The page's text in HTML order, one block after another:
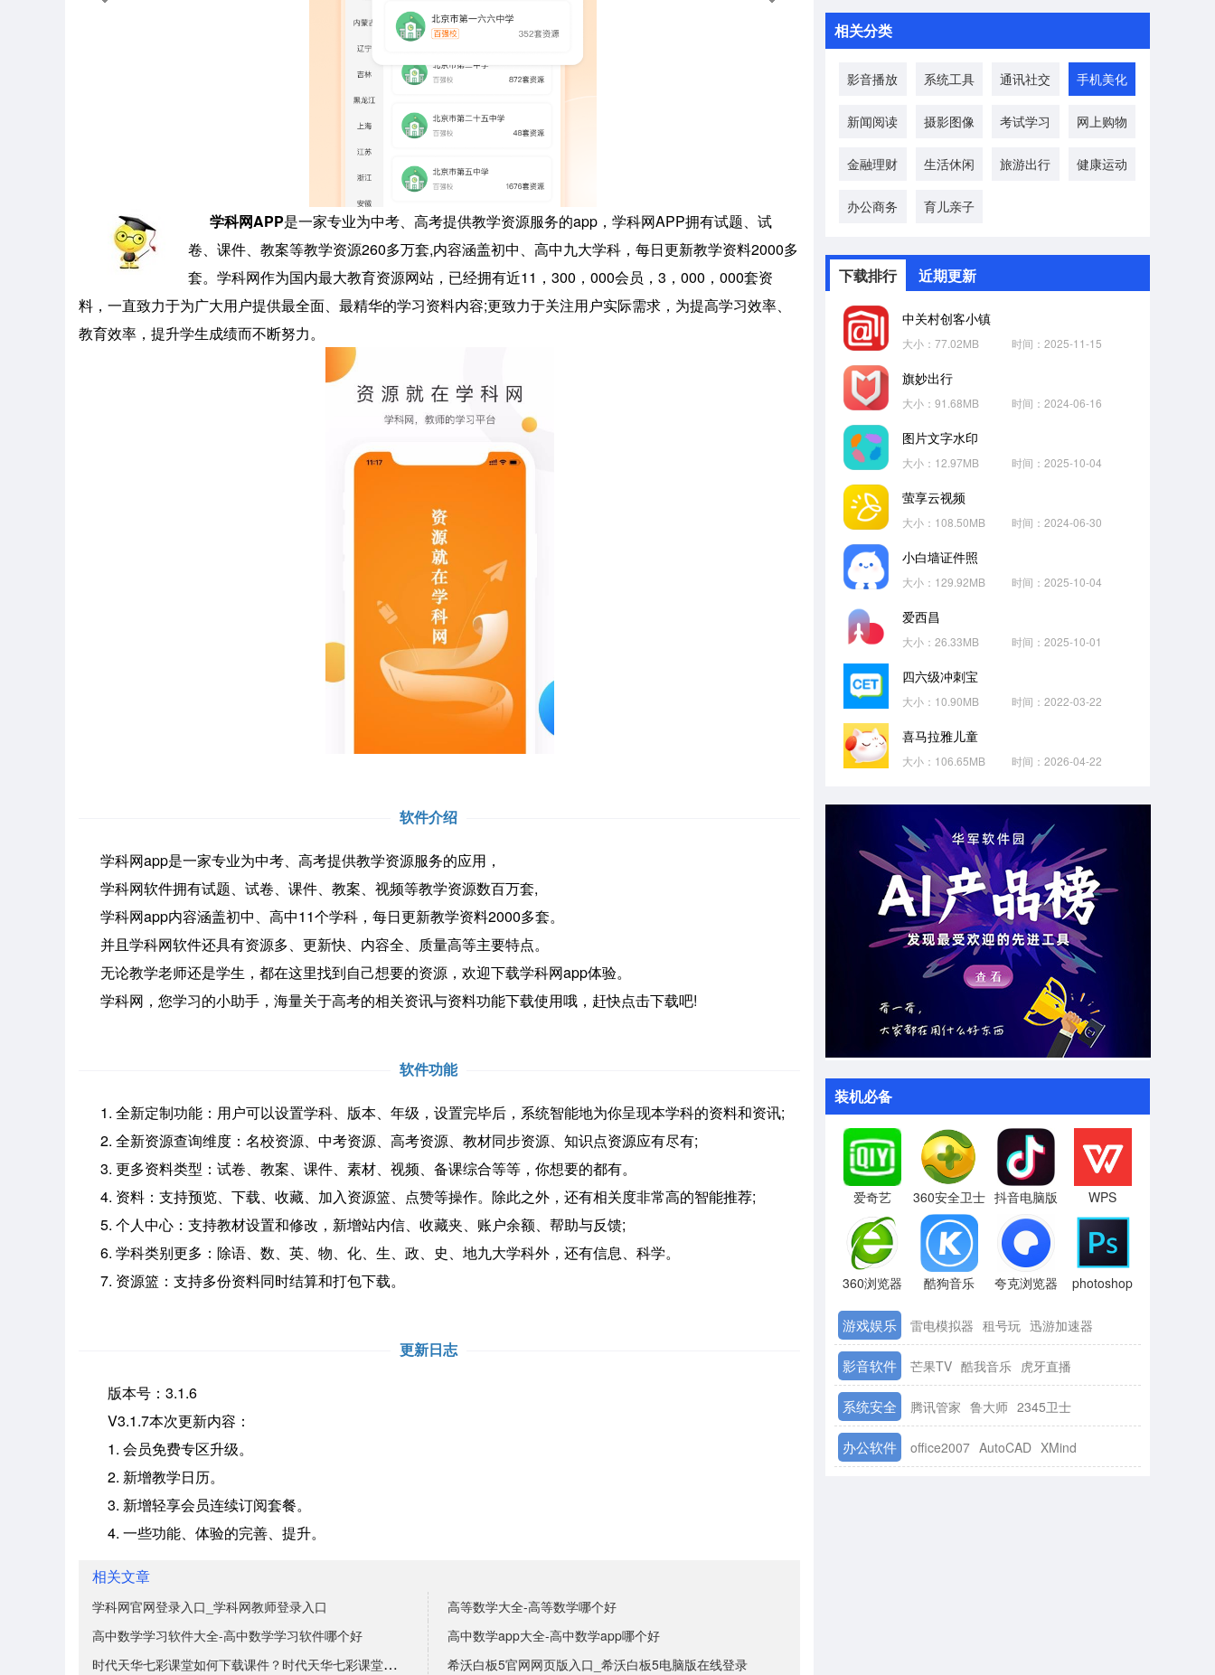
学科网APP是一家专业为中考、高考提供教学资源服务的app，学科网APP拥有试题、试
卷、课件、教案等教学资源260多万套,内容涵盖初中、高中九大学科，每日更新教学资料2000多
套。学科网作为国内最大教育资源网站，已经拥有近11，300，000会员，3，000，000套资
料，一直致力于为广大用户提供最全面、最精华的学习资料内容;更致力于关注用户实际需求，为提高学习效率、
教育效率，提升学生成绩而不断努力。
软件介绍
学科网app是一家专业为中考、高考提供教学资源服务的应用，
学科网软件拥有试题、试卷、课件、教案、视频等教学资源数百万套,
学科网app内容涵盖初中、高中11个学科，每日更新教学资料2000多套。
并且学科网软件还具有资源多、更新快、内容全、质量高等主要特点。
无论教学老师还是学生，都在这里找到自己想要的资源，欢迎下载学科网app体验。
学科网，您学习的小助手，海量关于高考的相关资讯与资料功能下载使用哦，赶快点击下载吧!
软件功能
1. 全新定制功能：用户可以设置学科、版本、年级，设置完毕后，系统智能地为你呈现本学科的资料和资讯;
2. 全新资源查询维度：名校资源、中考资源、高考资源、教材同步资源、知识点资源应有尽有;
3. 更多资料类型：试卷、教案、课件、素材、视频、备课综合等等，你想要的都有。
4. 资料：支持预览、下载、收藏、加入资源篮、点赞等操作。除此之外，还有相关度非常高的智能推荐;
5. 个人中心：支持教材设置和修改，新增站内信、收藏夹、账户余额、帮助与反馈;
6. 学科类别更多：除语、数、英、物、化、生、政、史、地九大学科外，还有信息、科学。
7. 资源篮：支持多份资料同时结算和打包下载。
更新日志
版本号：3.1.6
V3.1.7本次更新内容：
1. 会员免费专区升级。
2. 新增教学日历。
3. 新增轻享会员连续订阅套餐。
4. 一些功能、体验的完善、提升。
相关文章
学科网官网登录入口_学科网教师登录入口
高等数学大全-高等数学哪个好
高中数学学习软件大全-高中数学学习软件哪个好
高中数学app大全-高中数学app哪个好
时代天华七彩课堂如何下载课件？时代天华七彩课堂下载课
希沃白板5官网网页版入口_希沃白板5电脑版在线登录
相关分类
影音播放 系统工具 通讯社交 手机美化
新闻阅读 摄影图像 考试学习 网上购物
金融理财 生活休闲 旅游出行 健康运动
办公商务 育儿亲子
下载排行 近期更新
中关村创客小镇
大小：77.02MB 时间：2025-11-15
旗妙出行
大小：91.68MB 时间：2024-06-16
图片文字水印
大小：12.97MB 时间：2025-10-04
萤享云视频
大小：108.50MB 时间：2024-06-30
小白墙证件照
大小：129.92MB 时间：2025-10-04
爱西昌
大小：26.33MB 时间：2025-10-01
四六级冲刺宝
大小：10.90MB 时间：2022-03-22
喜马拉雅儿童
大小：106.65MB 时间：2026-04-22
装机必备
爱奇艺 360安全卫士 抖音电脑版 WPS
360浏览器 酷狗音乐 夸克浏览器 photoshop
游戏娱乐 雷电模拟器 租号玩 迅游加速器
影音软件 芒果TV 酷我音乐 虎牙直播
系统安全 腾讯管家 鲁大师 2345卫士
办公软件 office2007 AutoCAD XMind